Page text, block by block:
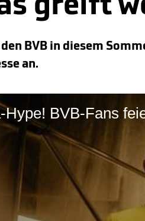
BVB in diesem
an.
Hype! BVB-Fans